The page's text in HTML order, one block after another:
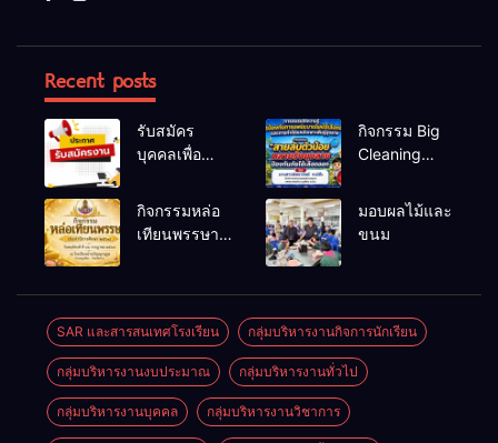
Recent posts
รับสมัคร
บุคคลเพื่อ
เลือกสรรเป็น
พนักงาน
กิจกรรม Big
Cleaning
ป้องกันโรคไข้
กิจกรรมหล่อ
เทียนพรรษา
มอบผลไม้และ
ขนม
SAR และสารสนเทศโรงเรียน กลุ่มบริหารงานกิจการนักเรียน
กลุ่มบริหารงานงบประมาณ กลุ่มบริหารงานทั่วไป
กลุ่มบริหารงานบุคคล กลุ่มบริหารงานวิชาการ